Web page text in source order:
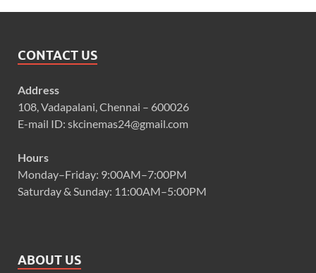
CONTACT US
Address
108, Vadapalani, Chennai – 600026
E-mail ID: skcinemas24@gmail.com
Hours
Monday–Friday: 9:00AM–7:00PM
Saturday & Sunday: 11:00AM–5:00PM
ABOUT US